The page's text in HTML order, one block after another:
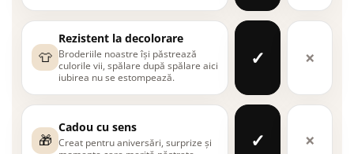
👕
Rezistent la decolorare
Broderiile noastre își păstrează
culorile vii, spălare după spălare aici
iubirea nu se estompează.
✓ ×
🎁
Cadou cu sens
Creat pentru aniversări, surprize și
✓ ×